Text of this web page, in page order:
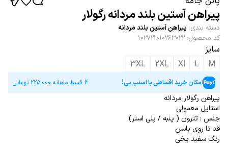
پیراهن آستین بلند مردانه رگولار
دسته بندی: پیراهن آستین بلند مردانه
کد محصول:
102721010263022
سایز
M
L
Xl
2XL
3XL
امکان خرید اقساطی با اسنپ پی! 4 قسط ماهانه 225,000 تومانی
پیراهن رگولار مردانه
استایل معمولی
جنس : تترون ( پنبه / پلی استر)
قد تا روی باسن
رنگ سفید یخی